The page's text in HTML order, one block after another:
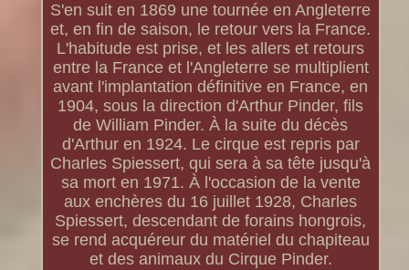
S'en suit en 1869 une tournée en Angleterre
et, en fin de saison, le retour vers la France.
L'habitude est prise, et les allers et retours
entre la France et l'Angleterre se multiplient
avant l'implantation définitive en France, en
1904, sous la direction d'Arthur Pinder, fils
de William Pinder. À la suite du décès
d'Arthur en 1924. Le cirque est repris par
Charles Spiessert, qui sera à sa tête jusqu'à
sa mort en 1971. À l'occasion de la vente
aux enchères du 16 juillet 1928, Charles
Spiessert, descendant de forains hongrois,
se rend acquéreur du matériel du chapiteau
et des animaux du Cirque Pinder.